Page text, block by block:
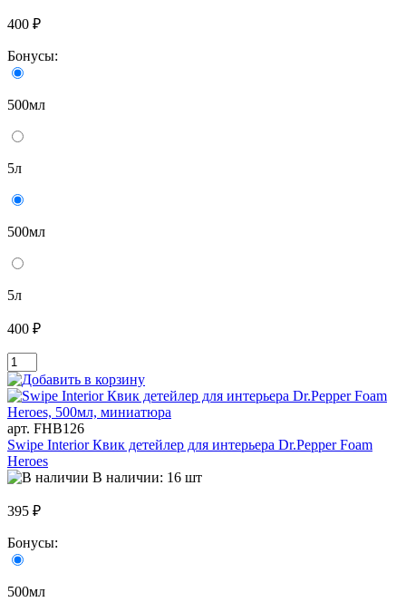
400 ₽
Бонусы:
500мл
5л
500мл
5л
400 ₽
арт. FHB126
Swipe Interior Квик детейлер для интерьера Dr.Pepper Foam
Heroes
В наличии: 16 шт
395 ₽
Бонусы:
500мл